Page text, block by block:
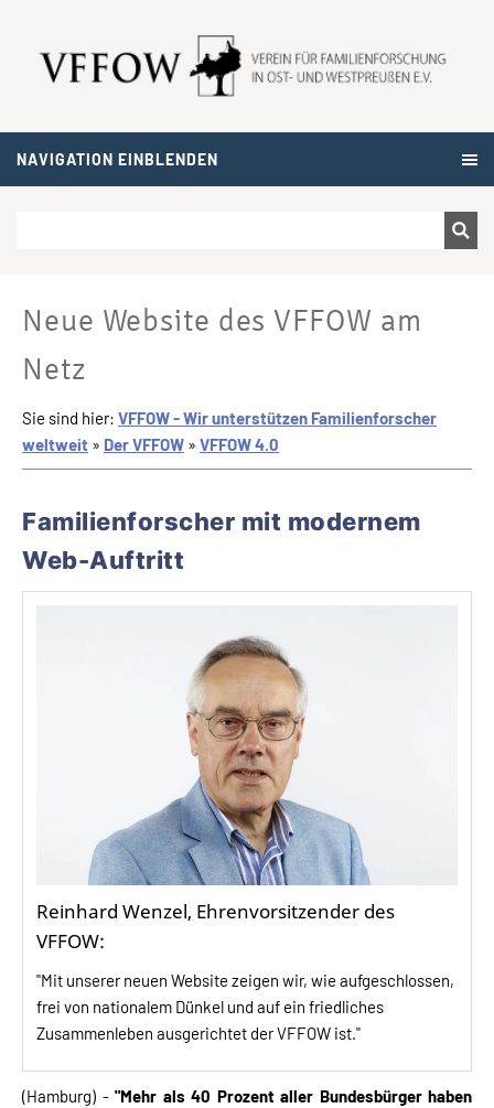
NAVIGATION EINBLENDEN
Neue Website des VFFOW am
Netz
Sie sind hier: VFFOW - Wir unterstützen Familienforscher
weltweit » Der VFFOW » VFFOW 4.0
Familienforscher mit modernem
Web-Auftritt
Reinhard Wenzel, Ehrenvorsitzender des
VFFOW:
"Mit unserer neuen Website zeigen wir, wie aufgeschlossen,
frei von nationalem Dünkel und auf ein friedliches
Zusammenleben ausgerichtet der VFFOW ist."
(Hamburg) - "Mehr als 40 Prozent aller Bundesbürger haben